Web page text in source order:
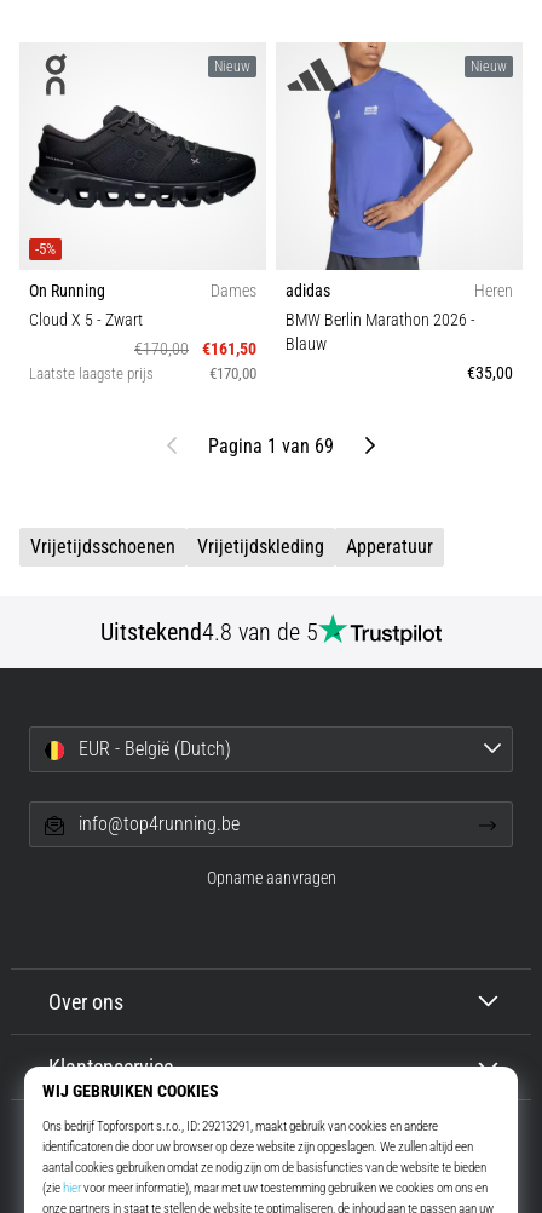
Nieuw
-5%
On Running
Dames
Cloud X 5- Zwart
€170,00
€161,50
Laatste laagste prijs €170,00
Nieuw
adidas
Heren
BMW Berlin Marathon 2026 -
Blauw
€35,00
VorigePagina 1 van 69 Volgende
Vrijetijdsschoenen Vrijetijdskleding Apperatuur
Uitstekend4.8 van de 5
Over ons
Klantenservice
EUR - België (Dutch)
info@top4running.be
Opname aanvragen